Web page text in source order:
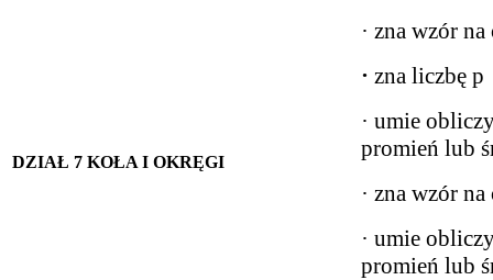
DZIAŁ 7 KOŁA I OKRĘGI
· zna wzór
· zna liczbę p
· umie
promień lub
· zna wzór
· umie
promień lub